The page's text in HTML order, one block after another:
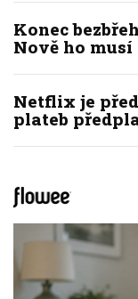
Konec
Nově ho
Netflix je
plateb